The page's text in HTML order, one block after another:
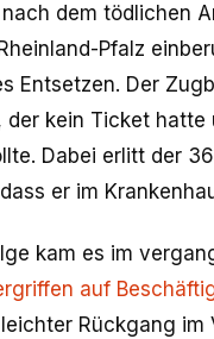
dem tödlichen
Pfalz
Entsetzen. Der
kein Ticket hatte
Dabei erlitt der
er im
kam es im
auf
Rückgang im